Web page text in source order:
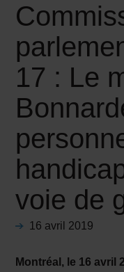
17 : Le
voie de
16 avril 2019
Montréal, le 16 avril